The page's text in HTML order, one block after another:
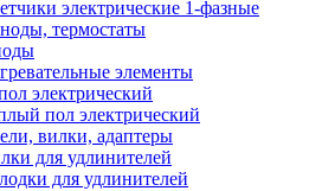
электрические 1-фазные
термостаты
элементы
электрический
пол электрический
вилки, адаптеры
для удлинителей
для удлинителей